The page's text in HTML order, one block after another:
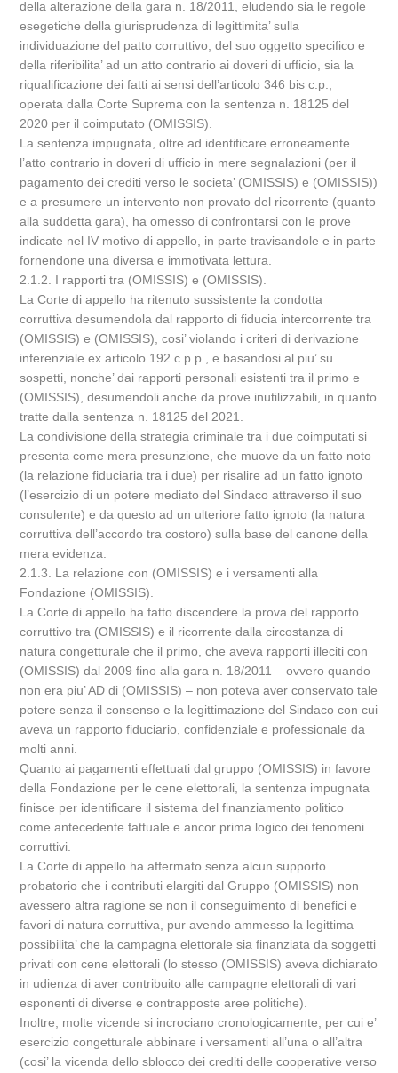
della alterazione della gara n. 18/2011, eludendo sia le regole
esegetiche della giurisprudenza di legittimita’ sulla
individuazione del patto corruttivo, del suo oggetto specifico e
della riferibilita’ ad un atto contrario ai doveri di ufficio, sia la
riqualificazione dei fatti ai sensi dell’articolo 346 bis c.p.,
operata dalla Corte Suprema con la sentenza n. 18125 del
2020 per il coimputato (OMISSIS).
La sentenza impugnata, oltre ad identificare erroneamente
l’atto contrario in doveri di ufficio in mere segnalazioni (per il
pagamento dei crediti verso le societa’ (OMISSIS) e (OMISSIS))
e a presumere un intervento non provato del ricorrente (quanto
alla suddetta gara), ha omesso di confrontarsi con le prove
indicate nel IV motivo di appello, in parte travisandole e in parte
fornendone una diversa e immotivata lettura.
2.1.2. I rapporti tra (OMISSIS) e (OMISSIS).
La Corte di appello ha ritenuto sussistente la condotta
corruttiva desumendola dal rapporto di fiducia intercorrente tra
(OMISSIS) e (OMISSIS), cosi’ violando i criteri di derivazione
inferenziale ex articolo 192 c.p.p., e basandosi al piu’ su
sospetti, nonche’ dai rapporti personali esistenti tra il primo e
(OMISSIS), desumendoli anche da prove inutilizzabili, in quanto
tratte dalla sentenza n. 18125 del 2021.
La condivisione della strategia criminale tra i due coimputati si
presenta come mera presunzione, che muove da un fatto noto
(la relazione fiduciaria tra i due) per risalire ad un fatto ignoto
(l’esercizio di un potere mediato del Sindaco attraverso il suo
consulente) e da questo ad un ulteriore fatto ignoto (la natura
corruttiva dell’accordo tra costoro) sulla base del canone della
mera evidenza.
2.1.3. La relazione con (OMISSIS) e i versamenti alla
Fondazione (OMISSIS).
La Corte di appello ha fatto discendere la prova del rapporto
corruttivo tra (OMISSIS) e il ricorrente dalla circostanza di
natura congetturale che il primo, che aveva rapporti illeciti con
(OMISSIS) dal 2009 fino alla gara n. 18/2011 – ovvero quando
non era piu’ AD di (OMISSIS) – non poteva aver conservato tale
potere senza il consenso e la legittimazione del Sindaco con cui
aveva un rapporto fiduciario, confidenziale e professionale da
molti anni.
Quanto ai pagamenti effettuati dal gruppo (OMISSIS) in favore
della Fondazione per le cene elettorali, la sentenza impugnata
finisce per identificare il sistema del finanziamento politico
come antecedente fattuale e ancor prima logico dei fenomeni
corruttivi.
La Corte di appello ha affermato senza alcun supporto
probatorio che i contributi elargiti dal Gruppo (OMISSIS) non
avessero altra ragione se non il conseguimento di benefici e
favori di natura corruttiva, pur avendo ammesso la legittima
possibilita’ che la campagna elettorale sia finanziata da soggetti
privati con cene elettorali (lo stesso (OMISSIS) aveva dichiarato
in udienza di aver contribuito alle campagne elettorali di vari
esponenti di diverse e contrapposte aree politiche).
Inoltre, molte vicende si incrociano cronologicamente, per cui e’
esercizio congetturale abbinare i versamenti all’una o all’altra
(cosi’ la vicenda dello sblocco dei crediti delle cooperative verso